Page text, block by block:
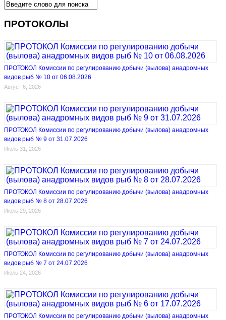
ПРОТОКОЛЫ
ПРОТОКОЛ Комиссии по регулированию добычи (вылова) анадромных
видов рыб № 10 от 06.08.2026
Август 6, 2026
ПРОТОКОЛ Комиссии по регулированию добычи (вылова) анадромных
видов рыб № 9 от 31.07.2026
Июль 31, 2026
ПРОТОКОЛ Комиссии по регулированию добычи (вылова) анадромных
видов рыб № 8 от 28.07.2026
Июль 29, 2026
ПРОТОКОЛ Комиссии по регулированию добычи (вылова) анадромных
видов рыб № 7 от 24.07.2026
Июль 24, 2026
ПРОТОКОЛ Комиссии по регулированию добычи (вылова) анадромных